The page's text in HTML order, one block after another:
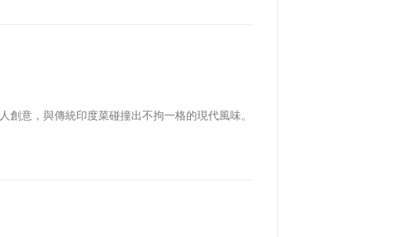
創意，與傳統印度菜碰撞出不拘一格的現代風味。